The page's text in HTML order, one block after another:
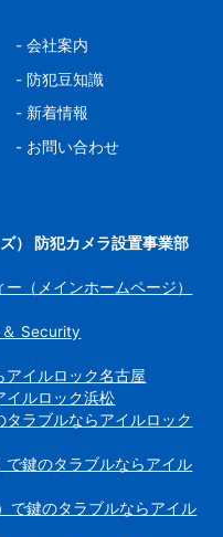
-会社案内
-防犯豆知識
- 新着情報
- お問い合わせ
） 防犯カメラ設置事業部
（メインホームページ）
Security
イルロック名古屋
ルロック浜松
ラブルならアイルロック
鍵のタラブルならアイル
鍵のタラブルならアイル